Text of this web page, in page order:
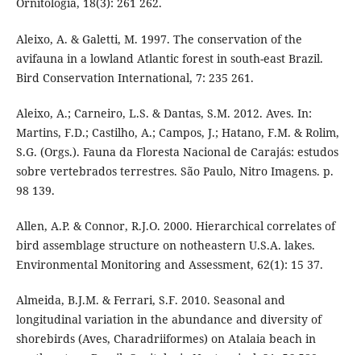
Ornitologia, 18(3): 261 262.
Aleixo, A. & Galetti, M. 1997. The conservation of the
avifauna in a lowland Atlantic forest in south-east Brazil.
Bird Conservation International, 7: 235 261.
Aleixo, A.; Carneiro, L.S. & Dantas, S.M. 2012. Aves. In:
Martins, F.D.; Castilho, A.; Campos, J.; Hatano, F.M. & Rolim,
S.G. (Orgs.). Fauna da Floresta Nacional de Carajás: estudos
sobre vertebrados terrestres. São Paulo, Nitro Imagens. p.
98 139.
Allen, A.P. & Connor, R.J.O. 2000. Hierarchical correlates of
bird assemblage structure on notheastern U.S.A. lakes.
Environmental Monitoring and Assessment, 62(1): 15 37.
Almeida, B.J.M. & Ferrari, S.F. 2010. Seasonal and
longitudinal variation in the abundance and diversity of
shorebirds (Aves, Charadriiformes) on Atalaia beach in